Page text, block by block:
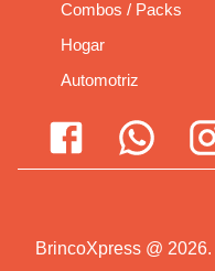
Combos / Packs
Hogar
Automotriz
BrincoXpress@ 2026.